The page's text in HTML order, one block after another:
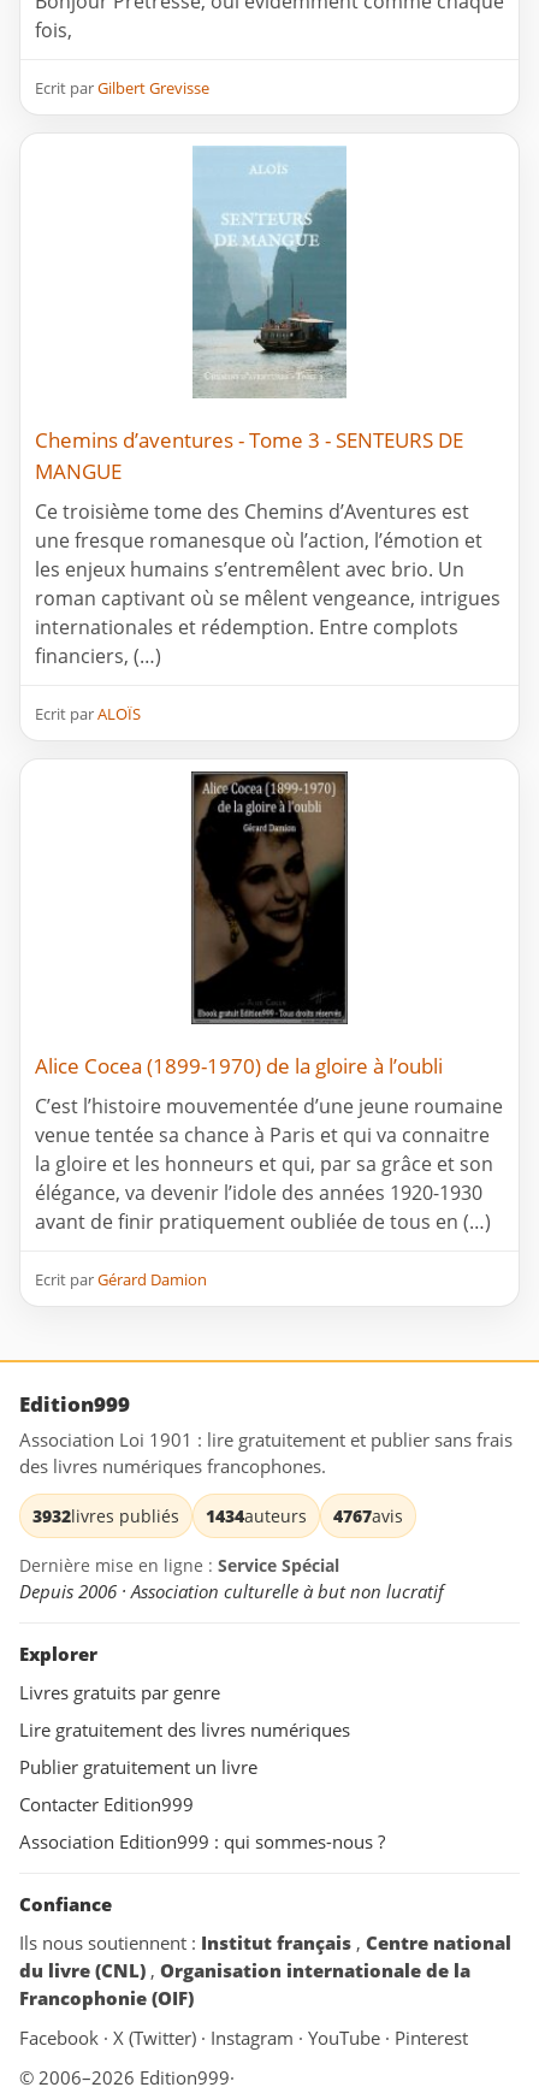
fois,
Ecrit parGilbert Grevisse
Chemins d’aventures - Tome 3 - SENTEURS DE
MANGUE
Ce troisième tome des Chemins d’Aventures est
une fresque romanesque où l’action, l’émotion et
les enjeux humains s’entremêlent avec brio. Un
roman captivant où se mêlent vengeance, intrigues
internationales et rédemption. Entre complots
financiers, (…)
Ecrit parALOÏS
Alice Cocea (1899-1970) de la gloire à l’oubli
C’est l’histoire mouvementée d’une jeune roumaine
venue tentée sa chance à Paris et qui va connaitre
la gloire et les honneurs et qui, par sa grâce et son
élégance, va devenir l’idole des années 1920-1930
avant de finir pratiquement oubliée de tous en (…)
Ecrit parGérard Damion
Edition999
Association Loi 1901 : lire gratuitement et publier sans frais
des livres numériques francophones.
3932livres publiés 1434auteurs 4767avis
Dernière mise en ligne : Service Spécial
Depuis 2006 · Association culturelle à but non lucratif
Explorer
Livres gratuits par genre
Lire gratuitement des livres numériques
Publier gratuitement un livre
Contacter Edition999
Association Edition999 : qui sommes-nous ?
Confiance
Ils nous soutiennent : Institut français , Centre national
du livre (CNL) , Organisation internationale de la
Francophonie (OIF)
Facebook · X (Twitter) · Instagram · YouTube · Pinterest
© 2006–2026 Edition999·